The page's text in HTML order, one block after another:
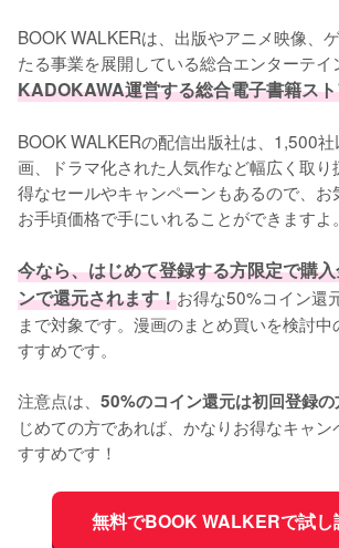
BOOK WALKERは、出版やアニメ映像、
たる事業を展開している総合エンターテイ
KADOKAWA運営する総合電子書籍ス
BOOK WALKERの配信出版社は、1,500
画、ドラマ化された人気作など幅広く取り
得なセールやキャンペーンもあるので、お
お手頃価格で手にいれることができますよ。
今なら、はじめて登録する方限定で購
ンで還元されます！お得な50%コイン還
まで対象です。漫画のまとめ買いを検討
すすめです。
注意点は、 50%のコイン還元は初回登録の
じめての方であれば、かなりお得なキャ
すすめです！
無料でBOOK WALKERで試し